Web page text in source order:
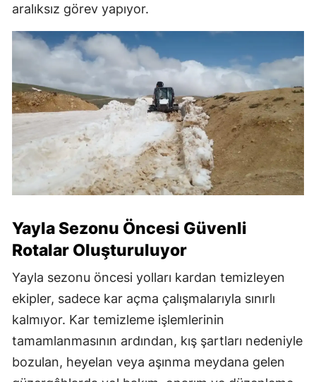
aralıksız görev yapıyor.
Yayla Sezonu Öncesi Güvenli
Rotalar Oluşturuluyor
Yayla sezonu öncesi yolları kardan temizleyen
ekipler, sadece kar açma çalışmalarıyla sınırlı
kalmıyor. Kar temizleme işlemlerinin
tamamlanmasının ardından, kış şartları nedeniyle
bozulan, heyelan veya aşınma meydana gelen